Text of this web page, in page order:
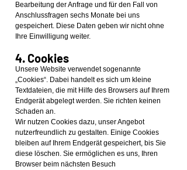
Bearbeitung der Anfrage und für den Fall von
Anschlussfragen sechs Monate bei uns
gespeichert. Diese Daten geben wir nicht ohne
Ihre Einwilligung weiter.
4. Cookies
Unsere Website verwendet sogenannte
„Cookies“. Dabei handelt es sich um kleine
Textdateien, die mit Hilfe des Browsers auf Ihrem
Endgerät abgelegt werden. Sie richten keinen
Schaden an.
Wir nutzen Cookies dazu, unser Angebot
nutzerfreundlich zu gestalten. Einige Cookies
bleiben auf Ihrem Endgerät gespeichert, bis Sie
diese löschen. Sie ermöglichen es uns, Ihren
Browser beim nächsten Besuch